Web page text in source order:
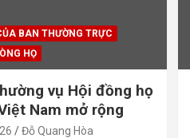
BAN THƯỜNG TRỰC
HỌ
vụ Hội đồng họ
Nam mở rộng
Đỗ Quang Hòa